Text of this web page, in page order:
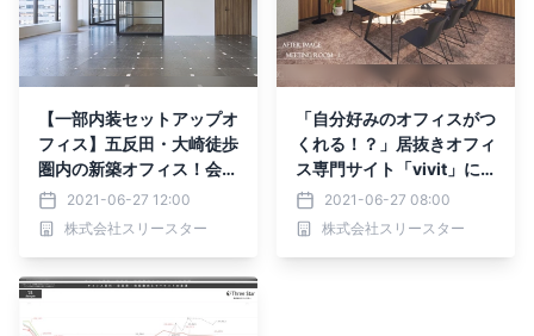
【一部内装セットアップオ
フィス】五反田・大崎徒歩
圏内の新築オフィス！会議
室付きのおしゃれオフィス
はこちらー居抜きオフィス
サイト「vivit」
2021-06-27 12:00
株式会社スリースター
「自分好みのオフィスがつ
くれる！？」居抜きオフィ
ス専門サイト「vivit」に
内装カスタマイズ可能のオ
フィスを掲載しました
2021-06-27 08:00
株式会社スリースター